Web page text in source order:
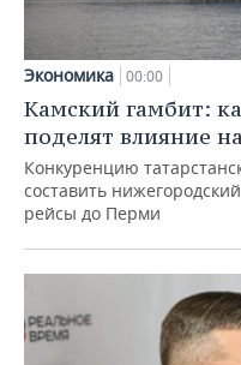
Экономика 00:00
Камский гамбит:
поделят влияние
Конкуренцию
составить
рейсы до Перми